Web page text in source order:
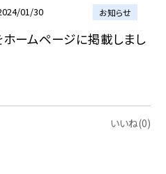
01/30 お知らせ
ホームページに掲載しまし
いいね(0)